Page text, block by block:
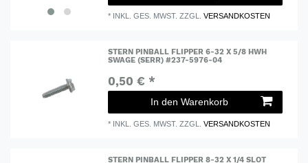
* INKL. GES. MWST. ZZGL.VERSANDKOSTEN
STERN PINBALL FLIPPER 6-32 X 5/8 HWH
SWAGE (SERR) #237-5976-04
0,50 € *
In den Warenkorb
* INKL. GES. MWST. ZZGL.VERSANDKOSTEN
STERN PINBALL FLIPPER 8-32 X 1/4 SLOT